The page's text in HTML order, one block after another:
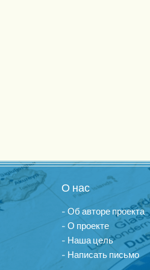
О нас
- Об авторе проекта
- О проекте
- Наша цель
- Написать письмо